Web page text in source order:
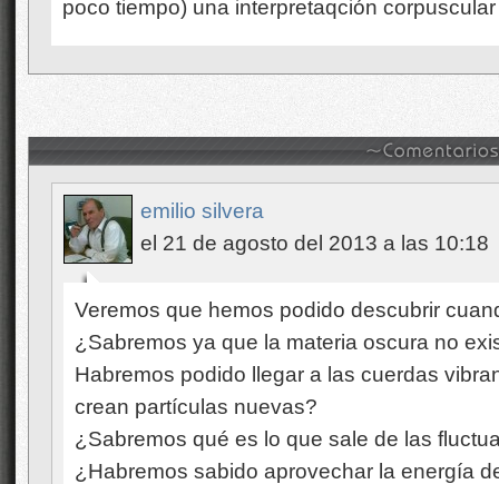
poco tiempo) una interpretaqción
emilio silvera
el 21 de agosto del 2013 a las 10:18
Veremos que hemos podido descubrir
¿Sabremos ya que la materia oscura no
Habremos podido llegar a las cuerdas
crean partículas nuevas?
¿Sabremos qué es lo que sale de las
¿Habremos sabido aprovechar la energía